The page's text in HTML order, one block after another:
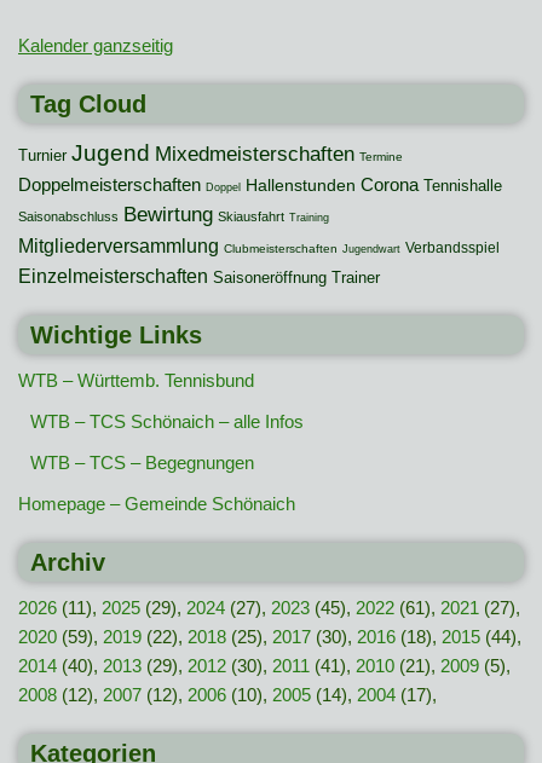
Kalender ganzseitig
Tag Cloud
Turnier Jugend Mixedmeisterschaften Termine
Doppelmeisterschaften Doppel Hallenstunden Corona Tennishalle
Saisonabschluss Bewirtung Skiausfahrt Training
Mitgliederversammlung Clubmeisterschaften Jugendwart Verbandsspiel
Einzelmeisterschaften Saisoneröffnung Trainer
Wichtige Links
WTB – Württemb. Tennisbund
WTB – TCS Schönaich – alle Infos
WTB – TCS – Begegnungen
Homepage – Gemeinde Schönaich
Archiv
2026 (11), 2025 (29), 2024 (27), 2023 (45), 2022 (61), 2021 (27),
2020 (59), 2019 (22), 2018 (25), 2017 (30), 2016 (18), 2015 (44),
2014 (40), 2013 (29), 2012 (30), 2011 (41), 2010 (21), 2009 (5),
2008 (12), 2007 (12), 2006 (10), 2005 (14), 2004 (17),
Kategorien